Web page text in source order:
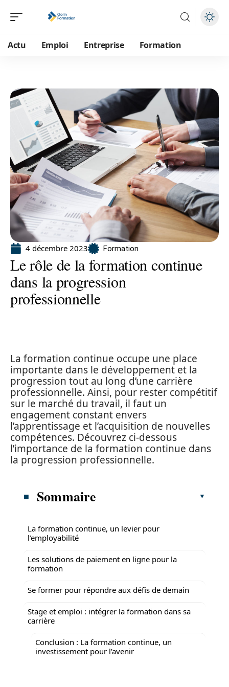
Actu Emploi Entreprise Formation
4 décembre 2023 Formation
Le rôle de la formation continue
dans la progression
professionnelle
La formation continue occupe une place
importante dans le développement et la
progression tout au long d’une carrière
professionnelle. Ainsi, pour rester compétitif
sur le marché du travail, il faut un
engagement constant envers
l’apprentissage et l’acquisition de nouvelles
compétences. Découvrez ci-dessous
l’importance de la formation continue dans
la progression professionnelle.
Sommaire
La formation continue, un levier pour
l’employabilité
Les solutions de paiement en ligne pour la
formation
Se former pour répondre aux défis de demain
Stage et emploi : intégrer la formation dans sa
carrière
Conclusion : La formation continue, un
investissement pour l’avenir